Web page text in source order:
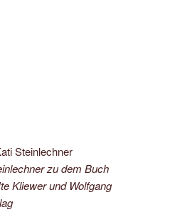
zu dem Buch
Kliewer und Wolfgang